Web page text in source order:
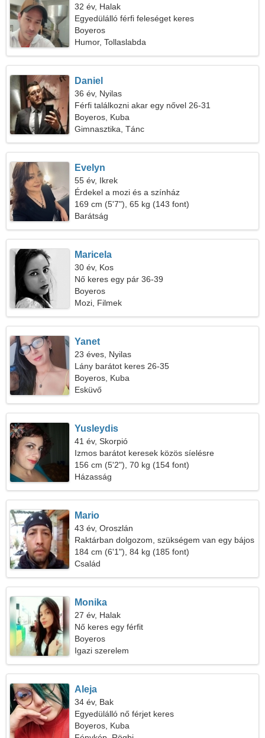
32 év, Halak
Egyedülálló férfi feleséget keres
Boyeros
Humor, Tollaslabda
Daniel
36 év, Nyilas
Férfi találkozni akar egy nővel 26-31
Boyeros, Kuba
Gimnasztika, Tánc
Evelyn
55 év, Ikrek
Érdekel a mozi és a színház
169 cm (5'7"), 65 kg (143 font)
Barátság
Maricela
30 év, Kos
Nő keres egy pár 36-39
Boyeros
Mozi, Filmek
Yanet
23 éves, Nyilas
Lány barátot keres 26-35
Boyeros, Kuba
Esküvő
Yusleydis
41 év, Skorpió
Izmos barátot keresek közös síelésre
156 cm (5'2"), 70 kg (154 font)
Házasság
Mario
43 év, Oroszlán
Raktárban dolgozom, szükségem van egy bájos
nőre
184 cm (6'1"), 84 kg (185 font)
Család
Monika
27 év, Halak
Nő keres egy férfit
Boyeros
Igazi szerelem
Aleja
34 év, Bak
Egyedülálló nő férjet keres
Boyeros, Kuba